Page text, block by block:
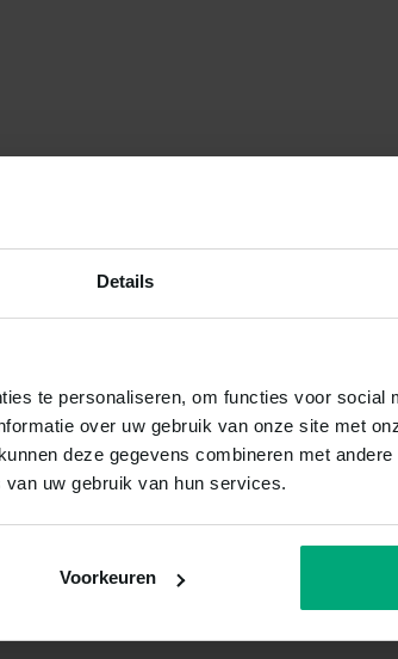
Details
te personaliseren, om functies voor social
over uw gebruik van onze site met
deze gegevens combineren met
uw gebruik van hun services.
Voorkeuren